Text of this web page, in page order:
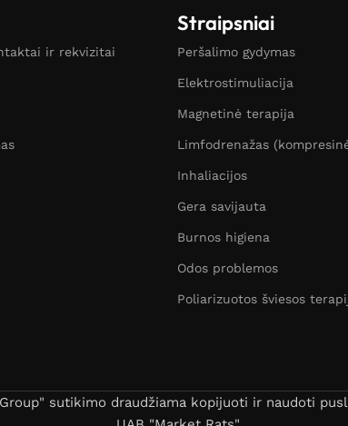
ir rekvizitai
Straipsniai
Peršalimo gydymas
Elektrostimuliacija
Magnetinė terapija
Limfodrenažas
Inhaliacijos
Gera savijauta
Burnos higiena
Odos problemos
Poliarizuotos šviesos
sutikimo draudžiama kopijuoti ir naudoti